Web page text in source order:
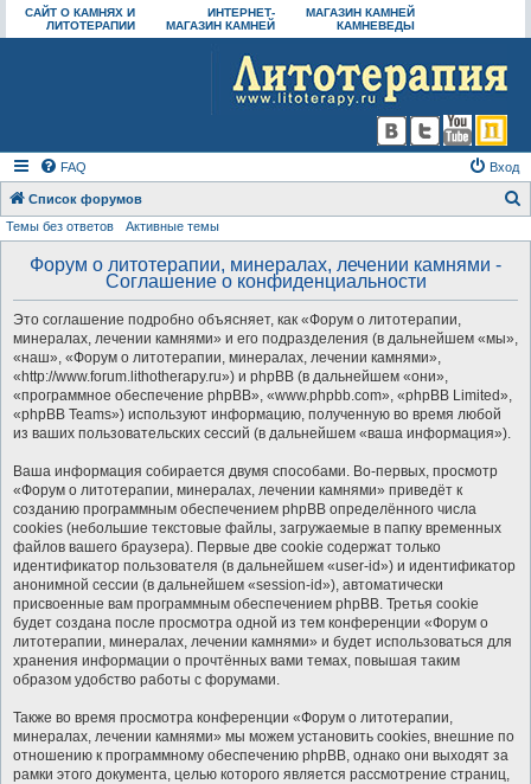
САЙТ О КАМНЯХ И
ЛИТОТЕРАПИИ
ИНТЕРНЕТ-
МАГАЗИН КАМНЕЙ
МАГАЗИН КАМНЕЙ
КАМНЕВЕДЫ
FAQ Вход
Список форумов
Темы без ответов Активные темы
Форум о литотерапии, минералах, лечении камнями -
Соглашение о конфиденциальности
Это соглашение подробно объясняет, как «Форум о литотерапии,
минералах, лечении камнями» и его подразделения (в дальнейшем «мы»,
«наш», «Форум о литотерапии, минералах, лечении камнями»,
«http://www.forum.lithotherapy.ru») и phpBB (в дальнейшем «они»,
«программное обеспечение phpBB», «www.phpbb.com», «phpBB Limited»,
«phpBB Teams») используют информацию, полученную во время любой
из ваших пользовательских сессий (в дальнейшем «ваша информация»).
Ваша информация собирается двумя способами. Во-первых, просмотр
«Форум о литотерапии, минералах, лечении камнями» приведёт к
созданию программным обеспечением phpBB определённого числа
cookies (небольшие текстовые файлы, загружаемые в папку временных
файлов вашего браузера). Первые две cookie содержат только
идентификатор пользователя (в дальнейшем «user-id») и идентификатор
анонимной сессии (в дальнейшем «session-id»), автоматически
присвоенные вам программным обеспечением phpBB. Третья cookie
будет создана после просмотра одной из тем конференции «Форум о
литотерапии, минералах, лечении камнями» и будет использоваться для
хранения информации о прочтённых вами темах, повышая таким
образом удобство работы с форумами.
Также во время просмотра конференции «Форум о литотерапии,
минералах, лечении камнями» мы можем установить cookies, внешние по
отношению к программному обеспечению phpBB, однако они выходят за
рамки этого документа, целью которого является рассмотрение страниц,